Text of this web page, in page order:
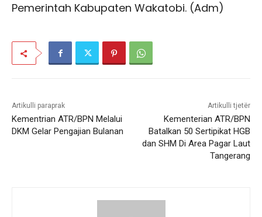
Pemerintah Kabupaten Wakatobi. (Adm)
Artikulli paraprak
Kementrian ATR/BPN Melalui
DKM Gelar Pengajian Bulanan
Artikulli tjetër
Kementerian ATR/BPN
Batalkan 50 Sertipikat HGB
dan SHM Di Area Pagar Laut
Tangerang